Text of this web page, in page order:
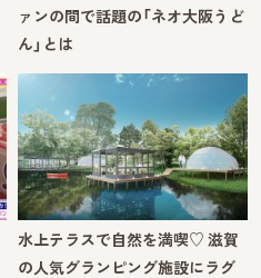
ァンの間で話題の「ネオ大阪うど
ん」とは
水上テラスで自然を満喫♡ 滋賀
の人気グランピング施設にラグ